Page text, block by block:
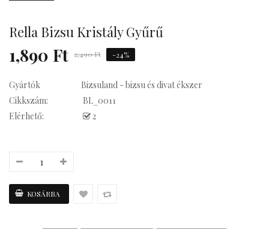
Rella Bizsu Kristály Gyűrű
1,890 Ft 2,490 Ft -24%
Gyártók
Bizsuland - bizsu és divat ékszer
Cikkszám:
BL_0011
Elérhető:
2